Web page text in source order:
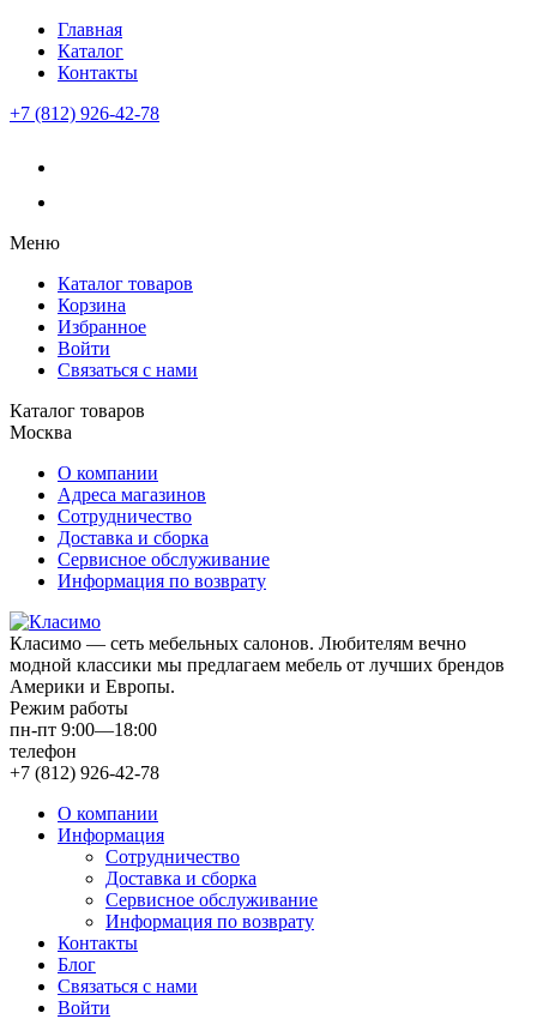
Главная
Каталог
Контакты
+7 (812) 926-42-78
Меню
Каталог товаров
Корзина
Избранное
Войти
Связаться с нами
Каталог товаров
Москва
О компании
Адреса магазинов
Сотрудничество
Доставка и сборка
Сервисное обслуживание
Информация по возврату
Класимо — cеть мебельных салонов. Любителям вечно
модной классики мы предлагаем мебель от лучших брендов
Америки и Европы.
Режим работы
пн-пт 9:00—18:00
телефон
+7 (812) 926-42-78
О компании
Информация
Сотрудничество
Доставка и сборка
Сервисное обслуживание
Информация по возврату
Контакты
Блог
Связаться с нами
Войти